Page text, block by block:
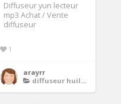
Diffuseur yun lecteur
mp3 Achat / Vente
diffuseur
1
arayrr
diffuseur huiles essentielles